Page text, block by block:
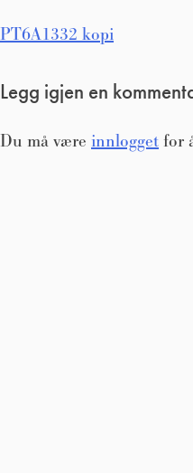
Innleggsnavigasjon
PT6A1332 kopi
Legg igjen en
Du må være innlogget for